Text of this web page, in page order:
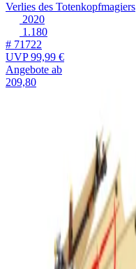
Verlies des Totenkopfmagiers
2020
1.180
# 71722
UVP99,99 €
Angebote ab
209,80